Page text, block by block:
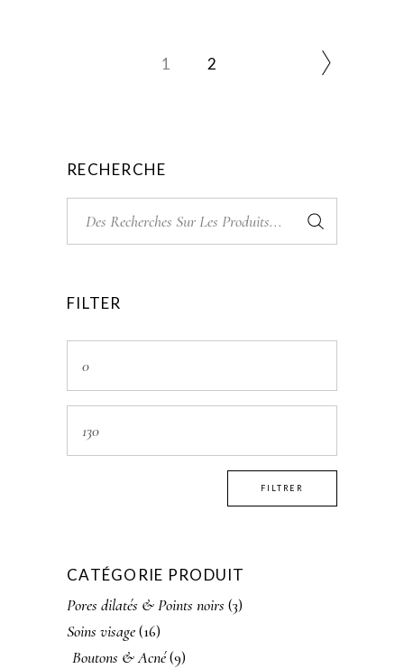
1 2
RECHERCHE
pour:
FILTER
min
max
FILTRER
CATÉGORIE PRODUIT
Pores dilatés & Points noirs (3)
Soins visage(16)
Boutons & Acné(9)